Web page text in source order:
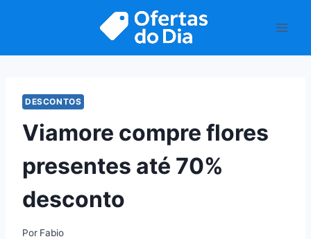
DESCONTOS
Viamore compre flores
presentes até 70%
desconto
Por Fabio